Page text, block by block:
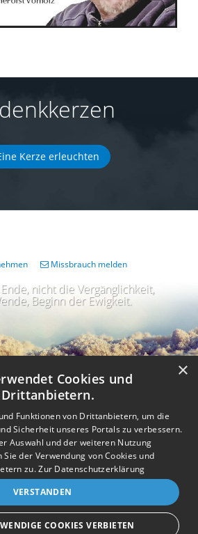
Kerze erleuchten
nicht die Vergänglichkeit,
Beginn der Ewigkeit.
Missbrauch melden
Datenschutz
AGB
melden
I
m
A
c
e
Accessibility-Modus aktivieren
aktivieren
eigenes Gedenkportal erstellen
×
Cookies und
Funktionen von Drittanbietern, um die
Sicherheit unseres Portals zu verbessern.
Auswahl und der weiteren Nutzung
der Verwendung von Cookies und
zu.Zur Datenschutzerklärung
VERSTANDEN
COOKIES VERBIETEN